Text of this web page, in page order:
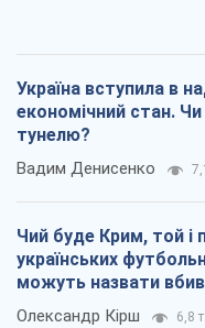
Україна вступила в
економічний стан. Чи
тунелю?
Вадим Денисенко
Чий буде Крим, той і
українських
можуть назвати
Олександр Кірш 6,8 т.